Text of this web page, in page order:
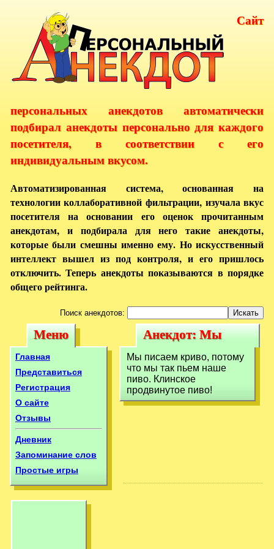
Сайт
персональных анекдотов автоматически
подбирал анекдоты персонально для каждого
посетителя, в соответствии с его
индивидуальным вкусом.
Автоматизированная система, основанная на
технологии коллаборативной фильтрации, изучала вкус
посетителя на основании его оценок прочитанным
анекдотам, и подбирала для него такие анекдоты,
которые были смешны именно ему. Но искусственный
интеллект вышел из под контроля, и его пришлось
отключить. Теперь анекдоты показываются в порядке
общего рейтинга.
Поиск анекдотов:
Меню
Меню
Главная
Представиться
Регистрация
О сайте
Отзывы
Дневник
Запоминание слов
Простые игры
Анекдот: Мы
писаем криво,
потому что мы
Анекдот: Мы
писаем криво,
потому что мы
Мы писаем криво, потому
что мы так пьем наше
пиво. Клинское
продвинутое пиво!